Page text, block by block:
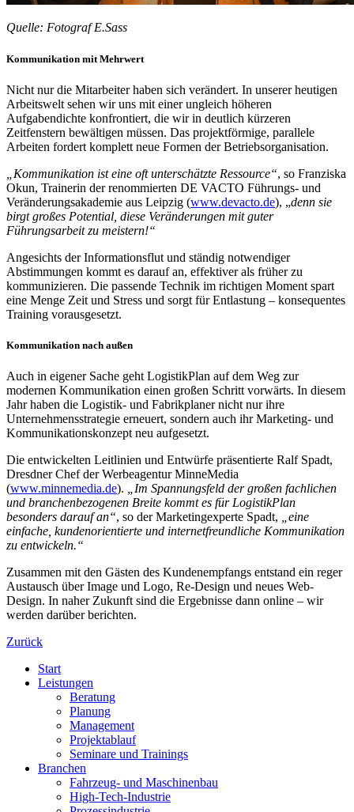
Quelle: Fotograf E.Sass
Kommunikation mit Mehrwert
Nicht nur die Mitarbeiter haben sich verändert. In unserer heutigen
Arbeitswelt sehen wir uns mit einer ungleich höheren
Aufgabendichte konfrontiert, die wir in deutlich kürzeren
Zeitfenstern bewältigen müssen. Das projektförmige, parallele
Arbeiten fordert komplett neue Formen der Betriebsorganisation.
„Kommunikation ist eine oft unterschätzte Ressource“, so Franziska
Okun, Trainerin der renommierten DE VACTO Führungs- und
Veränderungsakademie aus Leipzig (www.devacto.de), „denn sie
birgt großes Potential, diese Veränderungen mit guter
Führungsarbeit zu meistern!“
Angesichts der Informationsflut und ständig notwendiger
Abstimmungen kommt es darauf an, effektiver als früher zu
kommunizieren. Die passende Technik im richtigen Moment spart
eine Menge Zeit und Stress und sorgt für Entlastung – konsequentes
Training vorausgesetzt.
Kommunikation nach außen
Auch in eigener Sache geht LogistikPlan auf dem Weg zur
modernen Kommunikation einen großen Schritt vorwärts. In diesem
Jahr haben die Logistik- und Fabrikplaner nicht nur ihre
Unternehmensstrategie erneuert, sondern auch ihr Marketing- und
Kommunikationskonzept neu aufgesetzt.
Die entwickelten Leitlinien und Entwürfe präsentierte Ralf Spadt,
Dresdner Chef der Werbeagentur MinneMedia
(www.minnemedia.de).
„Im Spannungsfeld der großen fachlichen
und branchenbezogenen Breite kommt es für LogistikPlan
besonders darauf an“, so der Marketingexperte Spadt,
„eine
einfache, kundenorientierte und internetfreundliche Kommunikation
zu entwickeln.“
Zusammen mit den Gästen des Kundenempfangs entstand ein reger
Austausch über Image und Logo, Re-Design und neues Web-
Design. In naher Zukunft sind die Ergebnisse dann online – wir
werden darüber berichten.
Zurück
Start
Leistungen
Beratung
Planung
Management
Projektablauf
Seminare und Trainings
Branchen
Fahrzeug- und Maschinenbau
High-Tech-Industrie